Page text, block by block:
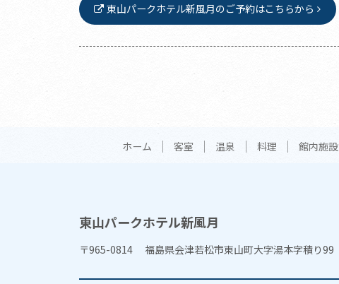
東山パークホテル新風月のご予約はこちらから
ホーム 客室 温泉 料理 館内施設
東山パークホテル新風月
〒965-0814 福島県会津若松市東山町大字湯本字積り99